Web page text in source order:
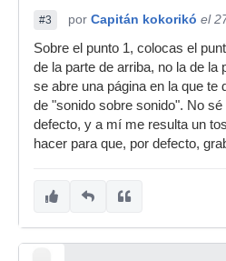
#3 por Capitán kokorikó el
Sobre el punto 1, colocas el
de la parte de arriba, no la de la
se abre una página en la que te
de "sonido sobre sonido". No
defecto, y a mí me resulta un
hacer para que, por defecto,